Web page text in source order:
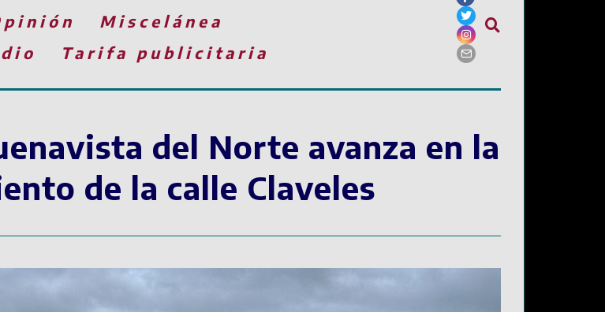
Miscelánea
Tarifa publicitaria
del Norte avanza en la
de la calle Claveles